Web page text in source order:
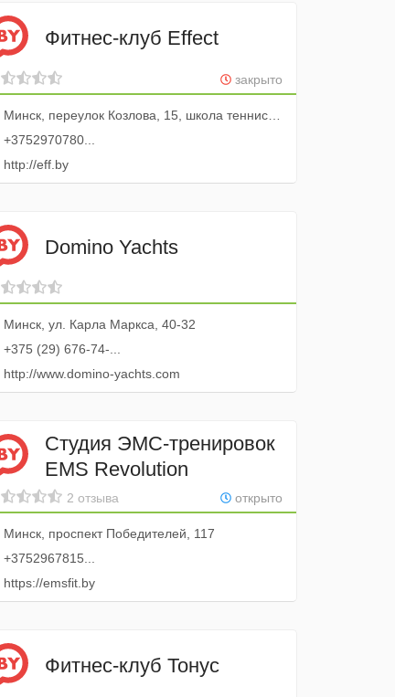
Фитнес-клуб Effect
закрыто
Минск, переулок Козлова, 15, школа тенниса “Смена”
+3752970780...
http://eff.by
Domino Yachts
Минск, ул. Карла Маркса, 40-32
+375 (29) 676-74-...
http://www.domino-yachts.com
Студия ЭМС-тренировок
EMS Revolution
открыто
2 отзыва
Минск, проспект Победителей, 117
+3752967815...
https://emsfit.by
Фитнес-клуб Тонус